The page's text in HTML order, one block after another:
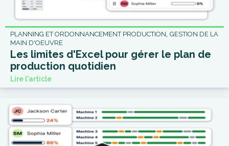
PLANNING ET ORDONNANCEMENT PRODUCTION, GESTION DE LA
MAIN D'OEUVRE
Les limites d'Excel pour gérer le plan de
production quotidien
Lire l'article